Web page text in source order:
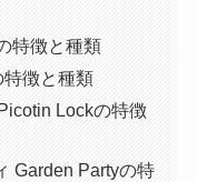
特徴と種類
特徴と種類
Lockの特徴
Garden Partyの特